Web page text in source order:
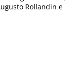
Rollandin e